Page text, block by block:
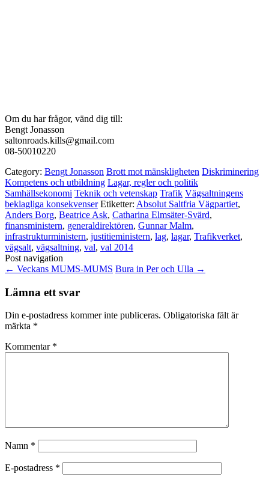
Om du har frågor, vänd dig till:
Bengt Jonasson
saltonroads.kills@gmail.com
08-50010220
Category: Bengt Jonasson Brott mot mänskligheten Diskriminering
Kompetens och utbildning Lagar, regler och politik
Samhällsekonomi Teknik och vetenskap Trafik Vägsaltningens
beklagliga konsekvenser Etiketter: Absolut Saltfria Vägpartiet,
Anders Borg, Beatrice Ask, Catharina Elmsäter-Svärd,
finansministern, generaldirektören, Gunnar Malm,
infrastrukturministern, justitieministern, lag, lagar, Trafikverket,
vägsalt, vägsaltning, val, val 2014
Post navigation
← Veckans MUMS-MUMS Bura in Per och Ulla →
Lämna ett svar
Din e-postadress kommer inte publiceras. Obligatoriska fält är
märkta *
Kommentar *
Namn *
E-postadress *